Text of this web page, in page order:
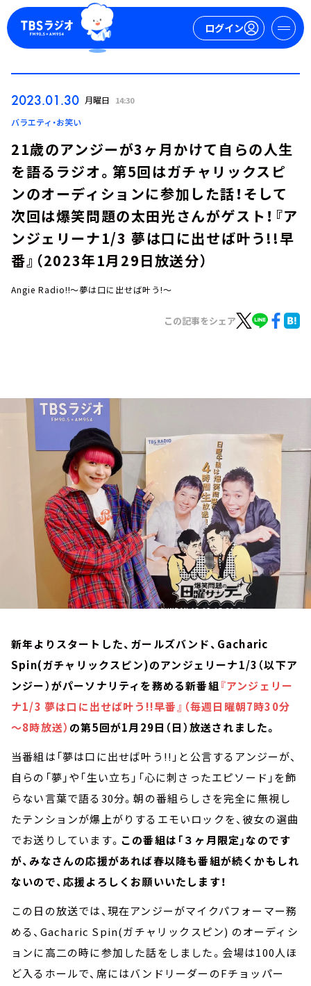
ログイン
ログイン
今日の番組表
週間番組表
トピックス
2023.01.30 月曜日 14:30
バラエティ・お笑い
21歳のアンジーが3ヶ月かけて自らの人生
を語るラジオ。第5回はガチャリックスピ
ンのオーディションに参加した話！そして
次回は爆笑問題の太田光さんがゲスト！『ア
ンジェリーナ1/3 夢は口に出せば叶う!!早
番』（2023年1月29日放送分）
Angie Radio!!～夢は口に出せば叶う!～
この記事をシェア
新年よりスタートした、ガールズバンド、Gacharic
Spin(ガチャリックスピン)のアンジェリーナ1/3（以下ア
ンジー）がパーソナリティを務める新番組『アンジェリー
ナ1/3 夢は口に出せば叶う!!早番』（毎週日曜朝7時30分
～8時放送） の第5回が1月29日（日）放送されました。
当番組は「夢は口に出せば叶う!!」と公言するアンジーが、
自らの「夢」や「生い立ち」「心に刺さったエピソード」を飾
らない言葉で語る30分。朝の番組らしさを完全に無視し
たテンションが爆上がりするエモいロックを、彼女の選曲
でお送りしています。 この番組は「３ヶ月限定」なのです
が、みなさんの応援があれば春以降も番組が続くかもしれ
ないので、応援よろしくお願いいたします！
この日の放送では、現在アンジーがマイクパフォーマー務
める、Gacharic Spin(ガチャリックスピン) のオーディシ
ョンに高二の時に参加した話をしました。会場は100人ほ
ど入るホールで、席にはバンドリーダーのFチョッパー